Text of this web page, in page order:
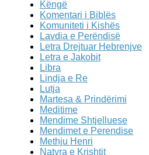
Këngë
Komentari i Biblës
Komuniteti i Kishës
Lavdia e Perëndisë
Letra Drejtuar Hebrenjve
Letra e Jakobit
Libra
Lindja e Re
Lutja
Martesa & Prindërimi
Meditime
Mendime Shtjelluese
Mendimet e Perendise
Methju Henri
Natyra e Krishtit